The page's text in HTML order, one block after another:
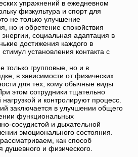
упражнений в ежедневном
физкультура и спорт для
не только улучшение
но и обретение спокойствия
социальная адаптация в
достижения каждого в
установления контакта с
только групповые, но и в
в зависимости от физических
для тех, кому обычные виды
этом сотрудники тщательно
и контролируют процесс.
заключается в улучшении общего
функциональных
сосудистой и дыхательной
эмоционального состояния.
как способ
душевного и физического.